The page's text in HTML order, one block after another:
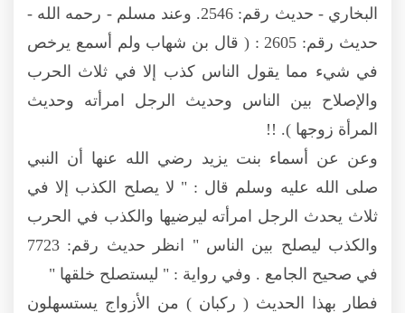
البخاري - حديث رقم: 2546. وعند مسلم - رحمه الله -
حديث رقم: 2605 : ( قال بن شهاب ولم أسمع يرخص
في شيء مما يقول الناس كذب إلا في ثلاث الحرب
والإصلاح بين الناس وحديث الرجل امرأته وحديث
المرأة زوجها ). !!
وعن عن أسماء بنت يزيد رضي الله عنها أن النبي
صلى الله عليه وسلم قال : " لا يصلح الكذب إلا في
ثلاث يحدث الرجل امرأته ليرضيها والكذب في الحرب
والكذب ليصلح بين الناس " انظر حديث رقم: 7723
في صحيح الجامع . وفي رواية : " ليستصلح خلقها "
فطار بهذا الحديث ( ركبان ) من الأزواج يستسهلون